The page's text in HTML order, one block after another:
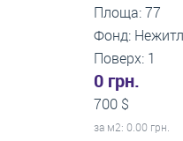
Площа: 77
Фонд:
Поверх: 1
0 грн.
700 $
за м2: 0.00 грн.